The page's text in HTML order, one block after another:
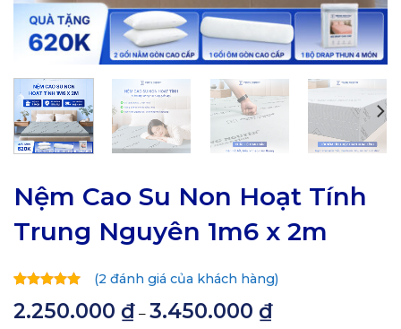
Nệm Cao Su Non Hoạt Tính
Trung Nguyên 1m6 x 2m
5 dựa trên
(2 đánh giá của khách hàng)
2.250.000 ₫ – 3.450.000 ₫Khoảng